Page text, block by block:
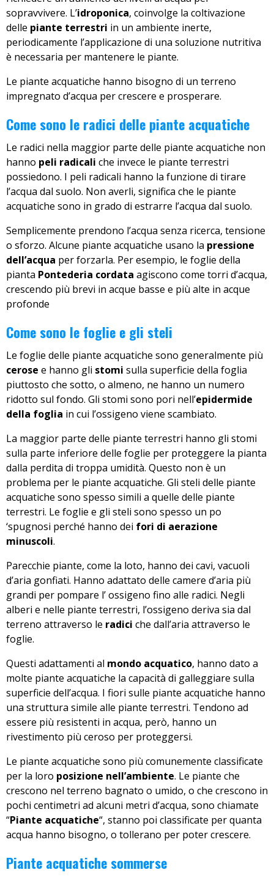
sopravvivere. L’idroponica, coinvolge la coltivazione
delle piante terrestri in un ambiente inerte,
periodicamente l’applicazione di una soluzione nutritiva
è necessaria per mantenere le piante.
Le piante acquatiche hanno bisogno di un terreno
impregnato d’acqua per crescere e prosperare.
Come sono le radici delle piante acquatiche
Le radici nella maggior parte delle piante acquatiche non
hanno peli radicali che invece le piante terrestri
possiedono. I peli radicali hanno la funzione di tirare
l’acqua dal suolo. Non averli, significa che le piante
acquatiche sono in grado di estrarre l’acqua dal suolo.
Semplicemente prendono l’acqua senza ricerca, tensione
o sforzo. Alcune piante acquatiche usano la pressione
dell’acqua per forzarla. Per esempio, le foglie della
pianta Pontederia cordata agiscono come torri d’acqua,
crescendo più brevi in acque basse e più alte in acque
profonde
Come sono le foglie e gli steli
Le foglie delle piante acquatiche sono generalmente più
cerose e hanno gli stomi sulla superficie della foglia
piuttosto che sotto, o almeno, ne hanno un numero
ridotto sul fondo. Gli stomi sono pori nell’epidermide
della foglia in cui l’ossigeno viene scambiato.
La maggior parte delle piante terrestri hanno gli stomi
sulla parte inferiore delle foglie per proteggere la pianta
dalla perdita di troppa umidità. Questo non è un
problema per le piante acquatiche. Gli steli delle piante
acquatiche sono spesso simili a quelle delle piante
terrestri. Le foglie e gli steli sono spesso un po
‘spugnosi perché hanno dei fori di aerazione
minuscoli.
Parecchie piante, come la loto, hanno dei cavi, vacuoli
d’aria gonfiati. Hanno adattato delle camere d’aria più
grandi per pompare l’ ossigeno fino alle radici. Negli
alberi e nelle piante terrestri, l’ossigeno deriva sia dal
terreno attraverso le radici che dall’aria attraverso le
foglie.
Questi adattamenti al mondo acquatico, hanno dato a
molte piante acquatiche la capacità di galleggiare sulla
superficie dell’acqua. I fiori sulle piante acquatiche hanno
una struttura simile alle piante terrestri. Tendono ad
essere più resistenti in acqua, però, hanno un
rivestimento più ceroso per proteggersi.
Le piante acquatiche sono più comunemente classificate
per la loro posizione nell’ambiente. Le piante che
crescono nel terreno bagnato o umido, o che crescono in
pochi centimetri ad alcuni metri d’acqua, sono chiamate
“Piante acquatiche“, stanno poi classificate per quanta
acqua hanno bisogno, o tollerano per poter crescere.
Piante acquatiche sommerse